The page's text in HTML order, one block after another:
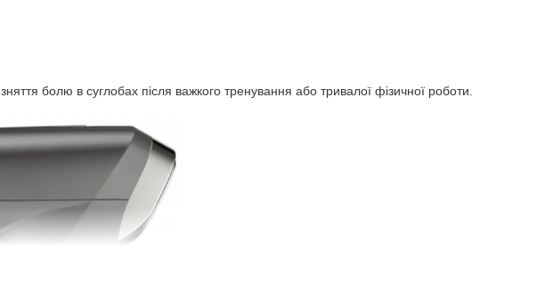
, зняття болю в суглобах після важкого тренування або тривалої фізичної роботи.